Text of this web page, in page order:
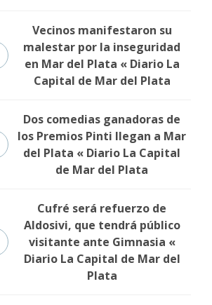
Vecinos manifestaron su
malestar por la inseguridad
en Mar del Plata « Diario La
Capital de Mar del Plata
Dos comedias ganadoras de
los Premios Pinti llegan a Mar
del Plata « Diario La Capital
de Mar del Plata
Cufré será refuerzo de
Aldosivi, que tendrá público
visitante ante Gimnasia «
Diario La Capital de Mar del
Plata